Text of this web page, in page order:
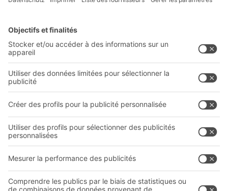
Solutions intralogistiques
Bacs en matière plastique
Systèmes de rayonnages
Systèmes de transport interne
Formulaire de contact
Entreprise
Qui sommes-nous ?
Sites internationaux
Sites de production
Carrières
Follow us